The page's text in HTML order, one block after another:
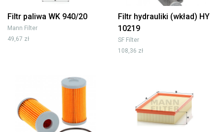
Filtr paliwa WK 940/20
Mann Filter
49,67 zł
Filtr hydrauliki (wkład) HY
10219
SF Filter
108,36 zł